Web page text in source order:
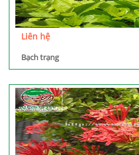
Liên hệ
Bạch trạng